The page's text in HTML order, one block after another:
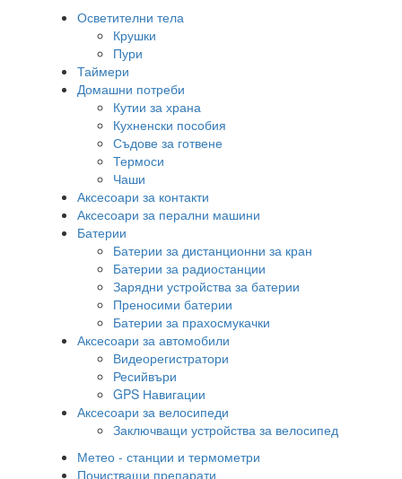
Осветителни тела
Крушки
Пури
Таймери
Домашни потреби
Кутии за храна
Кухненски пособия
Съдове за готвене
Термоси
Чаши
Аксесоари за контакти
Аксесоари за перални машини
Батерии
Батерии за дистанционни за кран
Батерии за радиостанции
Зарядни устройства за батерии
Преносими батерии
Батерии за прахосмукачки
Аксесоари за автомобили
Видеорегистратори
Ресийвъри
GPS Навигации
Аксесоари за велосипеди
Заключващи устройства за велосипед
Метео - станции и термометри
Почистващи препарати